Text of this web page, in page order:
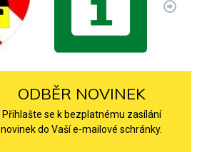
ODBĚR NOVINEK
Přihlašte se k bezplatnému zasílání
novinek do Vaší e-mailové schránky.